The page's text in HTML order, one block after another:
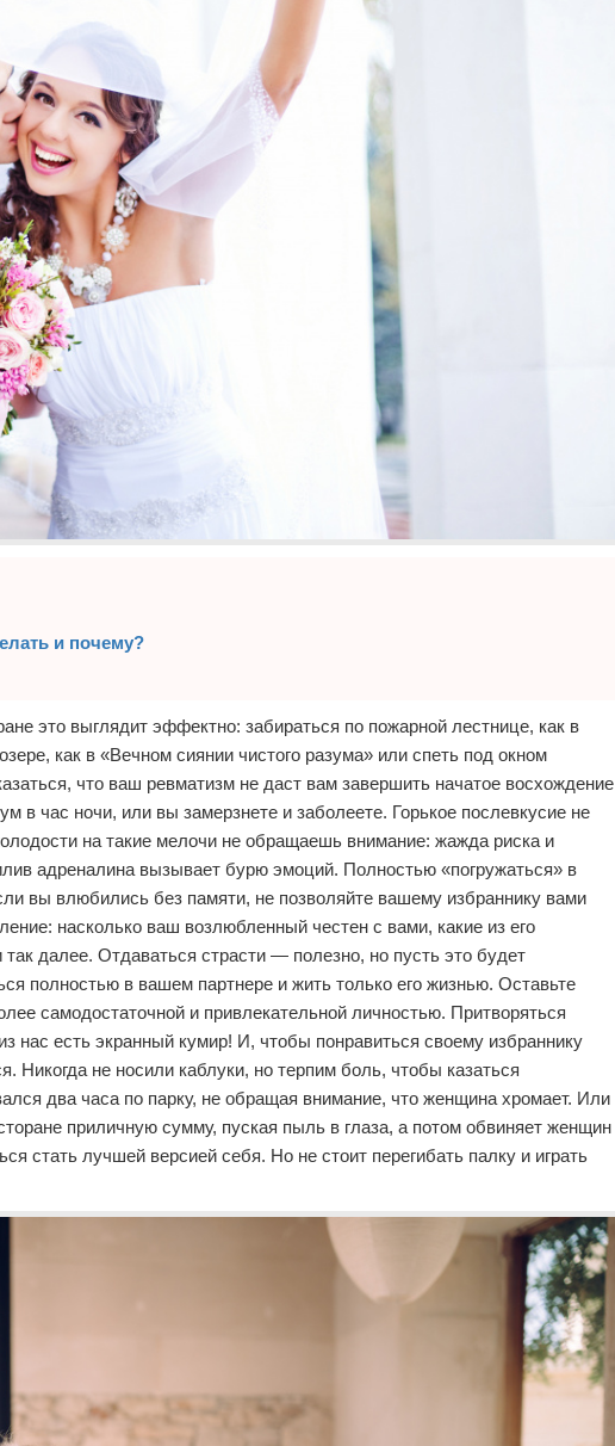
и почему?
это выглядит эффектно: забираться по пожарной лестнице, как в
как в «Вечном сиянии чистого разума» или спеть под окном
что ваш ревматизм не даст вам завершить начатое восхождение
в час ночи, или вы замерзнете и заболеете. Горькое послевкусие не
на такие мелочи не обращаешь внимание: жажда риска и
адреналина вызывает бурю эмоций. Полностью «погружаться» в
вы влюбились без памяти, не позволяйте вашему избраннику вами
насколько ваш возлюбленный честен с вами, какие из его
далее. Отдаваться страсти — полезно, но пусть это будет
полностью в вашем партнере и жить только его жизнью. Оставьте
самодостаточной и привлекательной личностью. Притворяться
есть экранный кумир! И, чтобы понравиться своему избраннику
не носили каблуки, но терпим боль, чтобы казаться
два часа по парку, не обращая внимание, что женщина хромает. Или
приличную сумму, пуская пыль в глаза, а потом обвиняет женщин
стать лучшей версией себя. Но не стоит перегибать палку и играть